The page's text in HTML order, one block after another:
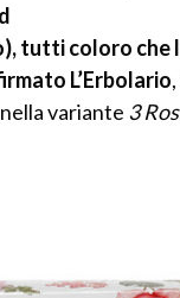
tutti coloro
L’Erbolario
variante 3